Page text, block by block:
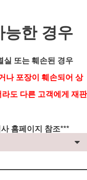
한 경우
실 또는 훼손된 경우
나 포장이 훼손되어 상
도 다른 고객에게 재판
홈페이지 참조***